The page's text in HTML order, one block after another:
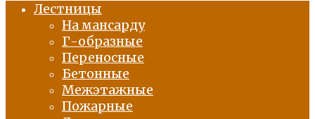
Лестницы
На мансарду
Г-образные
Переносные
Бетонные
Межэтажные
Пожарные